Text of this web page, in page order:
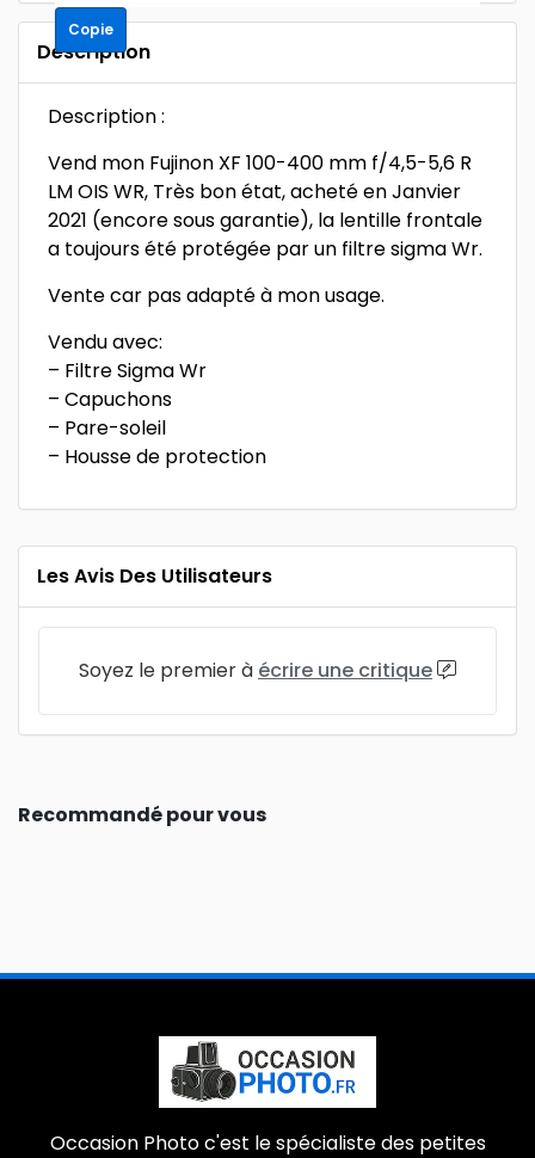
Copie
Description
Description :
Vend mon Fujinon XF 100-400 mm f/4,5-5,6 R
LM OIS WR, Très bon état, acheté en Janvier
2021 (encore sous garantie), la lentille frontale
a toujours été protégée par un filtre sigma Wr.
Vente car pas adapté à mon usage.
Vendu avec:
– Filtre Sigma Wr
– Capuchons
– Pare-soleil
– Housse de protection
Les Avis Des Utilisateurs
Soyez le premier à écrire une critique
Recommandé pour vous
Occasion Photo c'est le spécialiste des petites